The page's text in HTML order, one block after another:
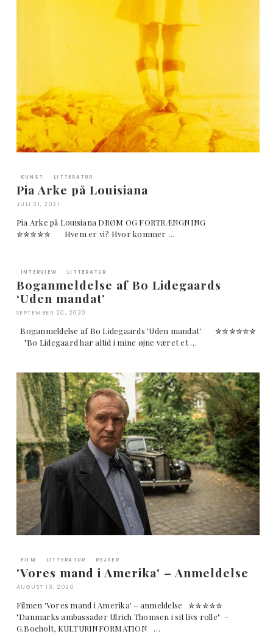
KUNST LITTERATUR
Pia Arke på Louisiana
JULI 21, 2021
Pia Arke på Louisiana DRØM OG FORTRÆNGNING
✮✮✮✮✮ Hvem er vi? Hvor kommer …
INTERVIEW LITTERATUR
Boganmeldelse af Bo Lidegaards
‘Uden mandat’
SEPTEMBER 20, 2020
Boganmeldelse af Bo Lidegaards 'Uden mandat' ✮✮✮✮✮✮
"Bo Lidegaard har altid i mine øjne været et …
FILM LITTERATUR REJSER
'Vores mand i Amerika' – Anmeldelse
AUGUST 13, 2020
Filmen 'Vores mand i Amerika' – anmeldelse ✮✮✮✮✮
"Danmarks ambassadør Ulrich Thomsen i sit livs rolle" –
G.Boeholt, KULTURINFORMATION …